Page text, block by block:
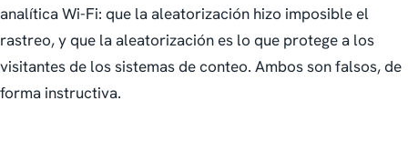
analítica Wi-Fi: que la aleatorización hizo imposible el
rastreo, y que la aleatorización es lo que protege a los
visitantes de los sistemas de conteo. Ambos son falsos, de
forma instructiva.